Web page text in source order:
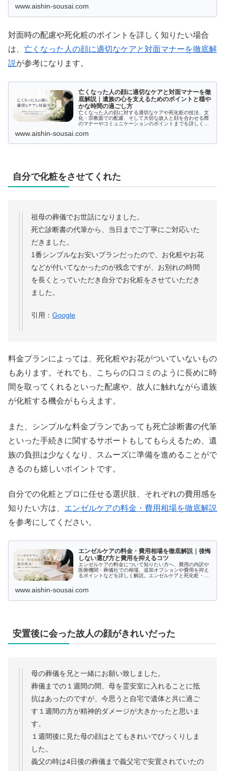
す。
www.aishin-sousai.com
対面時の配慮や死化粧のポイントを詳しく知りたい場合
は、 亡くなった人の顔に適切なケアと対面マナーを徹底解
説が参考になります。
亡くなった人の顔に適切なケアと対面マナーを徹
底解説｜遺族の心を支えるためのポイントと穏や
かな時間の過ごし方
亡くなった人の顔に対する適切なケアや死化粧の技法、文
化・宗教面での配慮、そして大切な故人と顔を合わせる際
のマナーやコミュニケーションのポイントまでを詳しく解
す。
www.aishin-sousai.com
自分で化粧をさせてくれた
祖母の葬儀でお世話になりました。
死亡診断書の代筆から、当日までご丁寧にご対応いた
だきました。
1番シンプルなお安いプランだったので、お化粧やお花
などが付いてなかったのが残念ですが、お別れの時間
を長くとっていただき自分でお化粧をさせていただき
ました。
引用： Google
料金プランによっては、死化粧やお花がついていないもの
もあります。それでも、こちらの口コミのように長めに時
間を取ってくれるといった配慮や、故人に触れながら遺族
が化粧する機会がもらえます。
また、シンプルな料金プランであっても死亡診断書の代筆
といった手続きに関するサポートもしてもらえるため、遺
族の負担は少なくなり、スムーズに準備を進めることがで
きるのも嬉しいポイントです。
自分での化粧とプロに任せる選択肢、それぞれの費用感を
知りたい方は、 エンゼルケアの料金・費用相場を徹底解説
を参考にしてください。
エンゼルケアの料金・費用相場を徹底解説｜後悔
しない選び方と費用を抑えるコツ
エンゼルケアの料金について知りたい方へ、費用の内訳や
医療機関・葬儀社での相場、追加オプションや費用を抑え
るポイントなどを詳しく解説。エンゼルケアと死化粧・湯
www.aishin-sousai.com
安置後に会った故人の顔がきれいだった
母の葬儀を兄と一緒にお願い致しました。
葬儀までの１週間の間、母を霊安室に入れることに抵
抗はあったのですが、今思うと自宅で遺体と共に過ご
す１週間の方が精神的ダメージが大きかったと思いま
す。
１週間後に見た母の顔はとてもきれいでびっくりしま
した。
義父の時は4日後の葬儀まで義父宅で安置されていたの